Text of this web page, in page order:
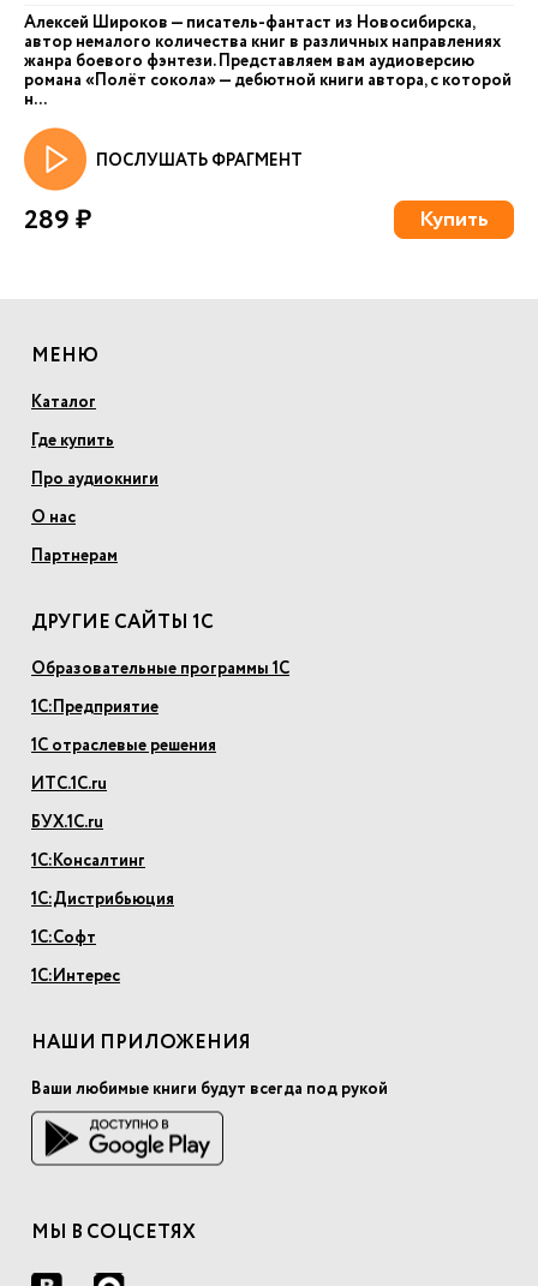
Алексей Широков — писатель-фантаст из Новосибирска,
автор немалого количества книг в различных направлениях
жанра боевого фэнтези. Представляем вам аудиоверсию
романа «Полёт сокола» — дебютной книги автора, с которой
н...
ПОСЛУШАТЬ ФРАГМЕНТ
289 ₽ Купить
МЕНЮ
Каталог
Где купить
Про аудиокниги
О нас
Партнерам
ДРУГИЕ САЙТЫ 1С
Образовательные программы 1С
1С:Предприятие
1С отраслевые решения
ИТС.1С.ru
БУХ.1С.ru
1С:Консалтинг
1С:Дистрибьюция
1С:Софт
1С:Интерес
НАШИ ПРИЛОЖЕНИЯ
Ваши любимые книги будут всегда под рукой
МЫ В СОЦСЕТЯХ